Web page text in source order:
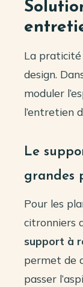
La
design.
moduler
l’entretien
Le
grandes
Pour les
citronniers
support à
permet de
passer